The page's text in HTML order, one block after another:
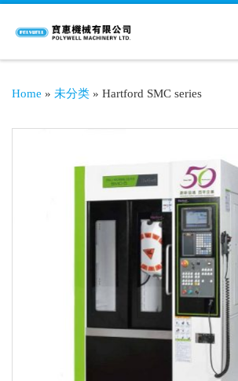
Home » 未分类 » Hartford SMC series